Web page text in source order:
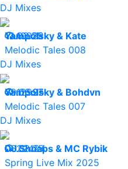
DJ Mixes
13.03.25
19938
Yampolsky & Kate
Melodic Tales 008
DJ Mixes
09.03.25
12997
Yampolsky & Bohdvn
Melodic Tales 007
DJ Mixes
06.03.25
22424
DJ Shnaps & MC Rybik
Spring Live Mix 2025